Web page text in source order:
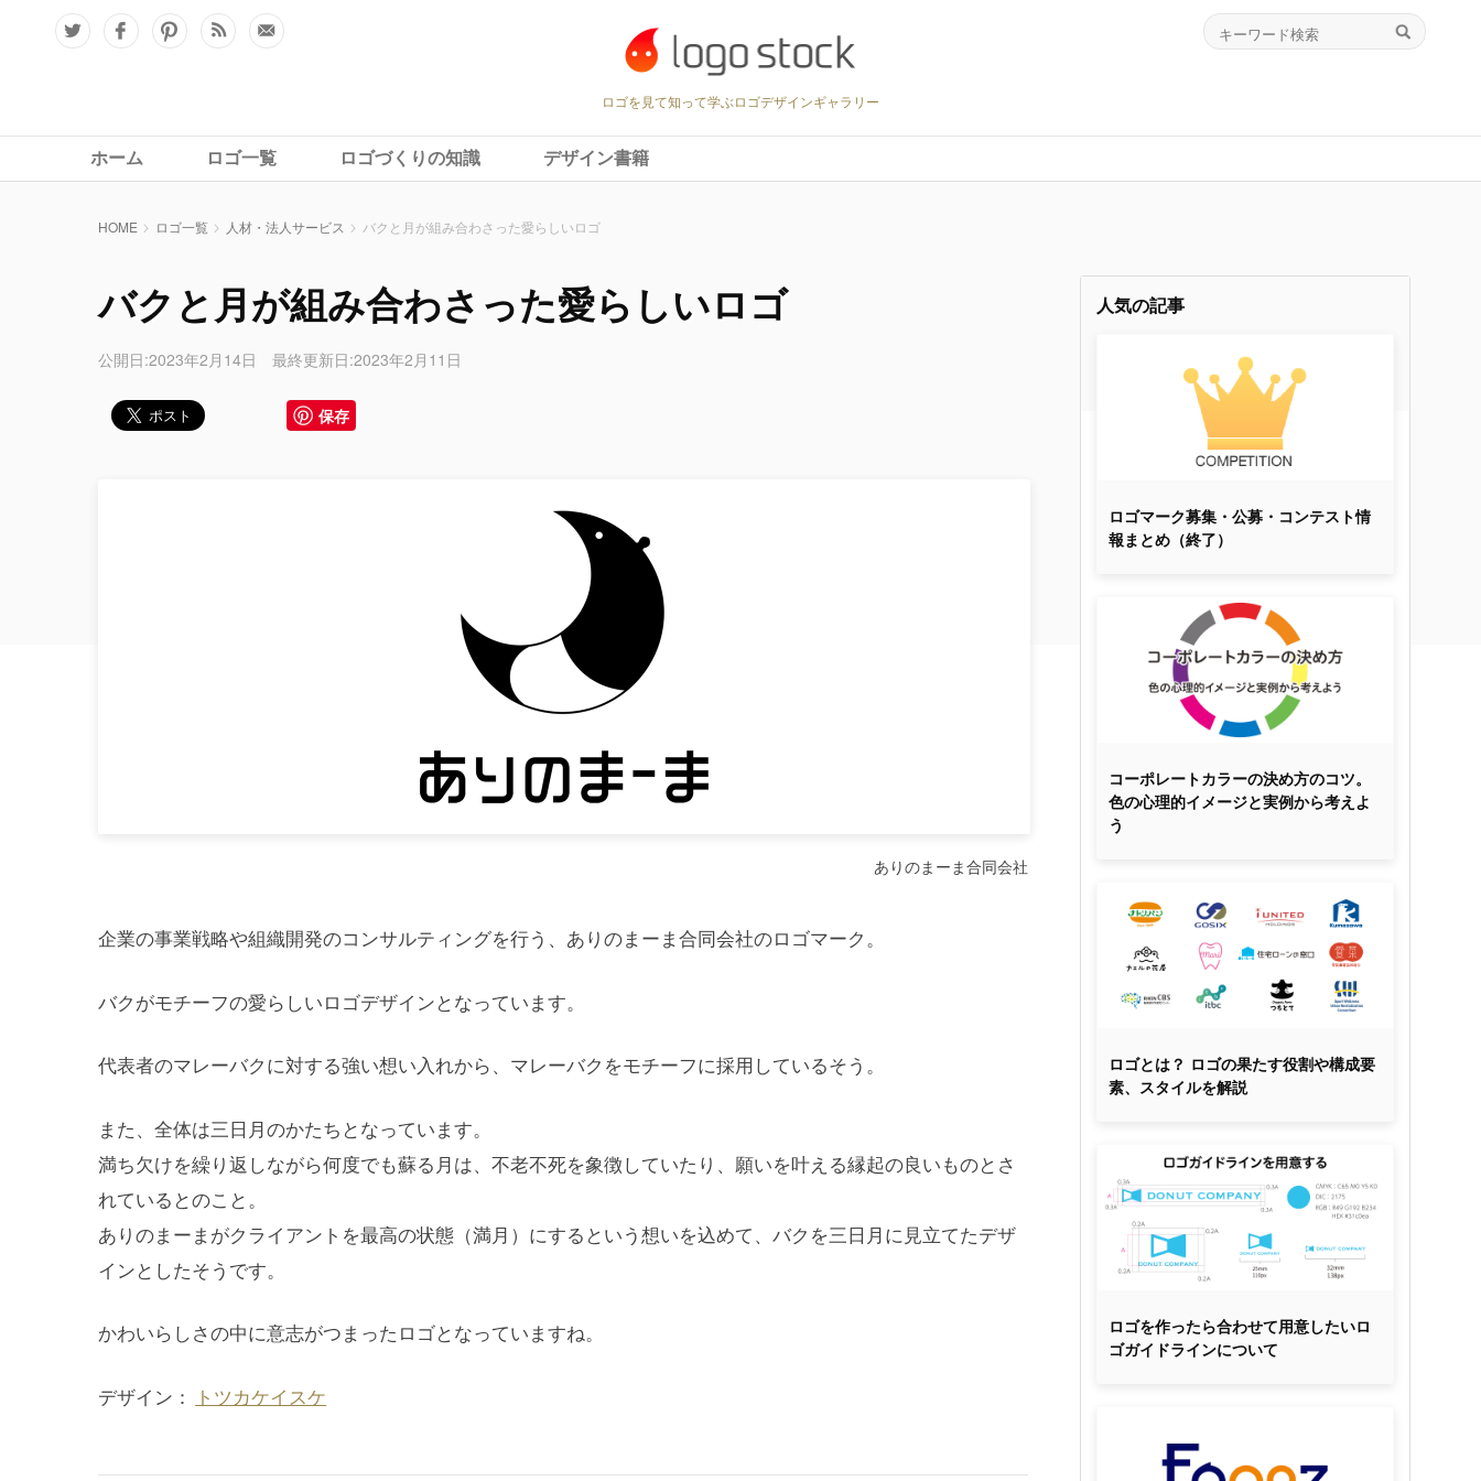
ロゴを見て知って学ぶロゴデザインギャラリー
ホーム ロゴ一覧 ロゴづくりの知識 デザイン書籍
HOME ロゴ一覧 人材・法人サービス バクと月が組み合わさった愛らしいロゴ
バクと月が組み合わさった愛らしいロゴ
公開日:2023年2月14日 最終更新日:2023年2月11日
保存
ありのまーま合同会社
企業の事業戦略や組織開発のコンサルティングを行う、ありのまーま合同会社のロゴマーク。
バクがモチーフの愛らしいロゴデザインとなっています。
代表者のマレーバクに対する強い想い入れから、マレーバクをモチーフに採用しているそう。
また、全体は三日月のかたちとなっています。
満ち欠けを繰り返しながら何度でも蘇る月は、不老不死を象徴していたり、願いを叶える縁起の良いものとさ
れているとのこと。
ありのまーまがクライアントを最高の状態（満月）にするという想いを込めて、バクを三日月に見立てたデザ
インとしたそうです。
かわいらしさの中に意志がつまったロゴとなっていますね。
デザイン： トツカケイスケ
人気の記事
ロゴマーク募集・公募・コンテスト情
報まとめ（終了）
コーポレートカラーの決め方のコツ。
色の心理的イメージと実例から考えよ
う
ロゴとは？ ロゴの果たす役割や構成要
素、スタイルを解説
ロゴを作ったら合わせて用意したいロ
ゴガイドラインについて